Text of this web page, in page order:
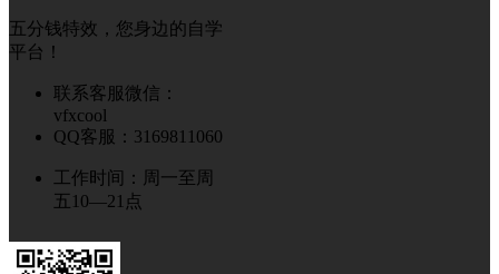
五分钱特效，您身边的自学
平台！
联系客服微信：
vfxcool
QQ客服：3169811060
工作时间：周一至周
五10—21点